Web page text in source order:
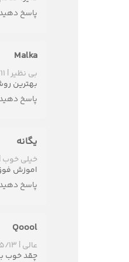
پاسخ
Malka
بی نظیر|
بهترین
پاسخ
یگانه
خیلی خوب
اموزش
پاسخ
Qoool
عالی | ۰۵/
چقد خوب